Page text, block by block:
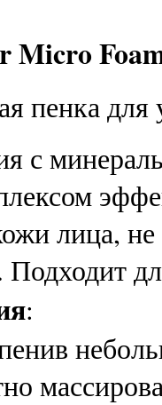
Micro
пенка
с
лица,
: